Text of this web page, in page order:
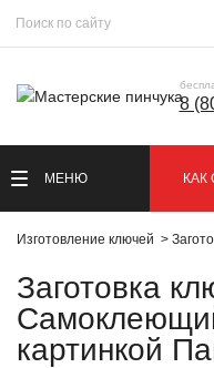
8
МЕНЮ КАК
Изготовление ключей
Заготовка
картинкой